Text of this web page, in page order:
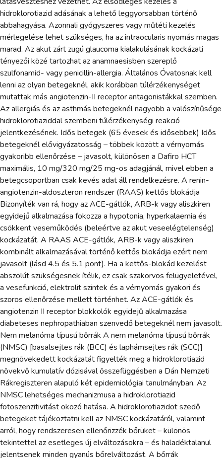
hidroklorotiazid adásának a lehető leggyorsabban történő
abbahagyása. Azonnali gyógyszeres vagy műtéti kezelés
mérlegelése lehet szükséges, ha az intraocularis nyomás magas
marad. Az akut zárt zugú glaucoma kialakulásának kockázati
tényezői közé tartozhat az anamnaesisben szereplő
szulfonamid- vagy penicillin-allergia. Általános Óvatosnak kell
lenni az olyan betegeknél, akik korábban túlérzékenységet
mutattak más angiotenzin-II receptor antagonistákkal szemben.
Az allergiás és az asthmás betegeknél nagyobb a valószínűsége
hidroklorotiaziddal szembeni túlérzékenységi reakció
jelentkezésének. Idős betegek (65 évesek és idősebbek) Idős
betegeknél elővigyázatosság – többek között a vérnyomás
gyakoribb ellenőrzése – javasolt, különösen a Dafiro HCT
maximális, 10 mg/320 mg/25 mg-os adagjánál, mivel ebben a
betegcsoportban csak kevés adat áll rendelkezésre. A renin-
angiotenzin-aldoszteron rendszer (RAAS) kettős blokádja
Bizonyíték van rá, hogy az ACE-gátlók, ARB-k vagy aliszkiren
egyidejű alkalmazása fokozza a hypotonia, hyperkalaemia és
csökkent veseműködés (beleértve az akut veseelégtelenség)
kockázatát. A RAAS ACE-gátlók, ARB-k vagy aliszkiren
kombinált alkalmazásával történő kettős blokádja ezért nem
javasolt (lásd 4.5 és 5.1 pont). Ha a kettős-blokád kezelést
abszolút szükségesnek ítélik, ez csak szakorvos felügyeletével,
a vesefunkció, elektrolit szintek és a vérnyomás gyakori és
szoros ellenőrzése mellett történhet. Az ACE-gátlók és
angiotenzin II receptor blokkolók egyidejű alkalmazása
diabeteses nephropathiaban szenvedő betegeknél nem javasolt.
Nem melanóma típusú bőrrák A nem melanóma típusú bőrrák
(NMSC) [basalsejtes rák (BCC) és laphámsejtes rák (SCC)]
megnövekedett kockázatát figyelték meg a hidroklorotiazid
növekvő kumulatív dózisával összefüggésben a Dán Nemzeti
Rákregiszteren alapuló két epidemiológiai tanulmányban. Az
NMSC lehetséges mechanizmusa a hidroklorotiazid
fotoszenzitivitást okozó hatása. A hidroklorotiazidot szedő
betegeket tájékoztatni kell az NMSC kockázatáról, valamint
arról, hogy rendszeresen ellenőrizzék bőrüket – különös
tekintettel az esetleges új elváltozásokra – és haladéktalanul
jelentsenek minden gyanús bőrelváltozást. A bőrrák